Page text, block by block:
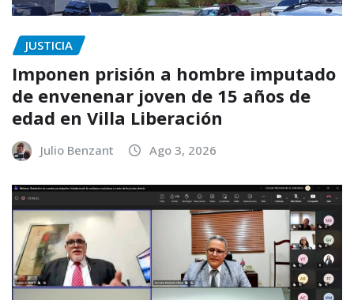
JUSTICIA
Imponen prisión a hombre imputado
de envenenar joven de 15 años de
edad en Villa Liberación
Julio Benzant Ago 3, 2026